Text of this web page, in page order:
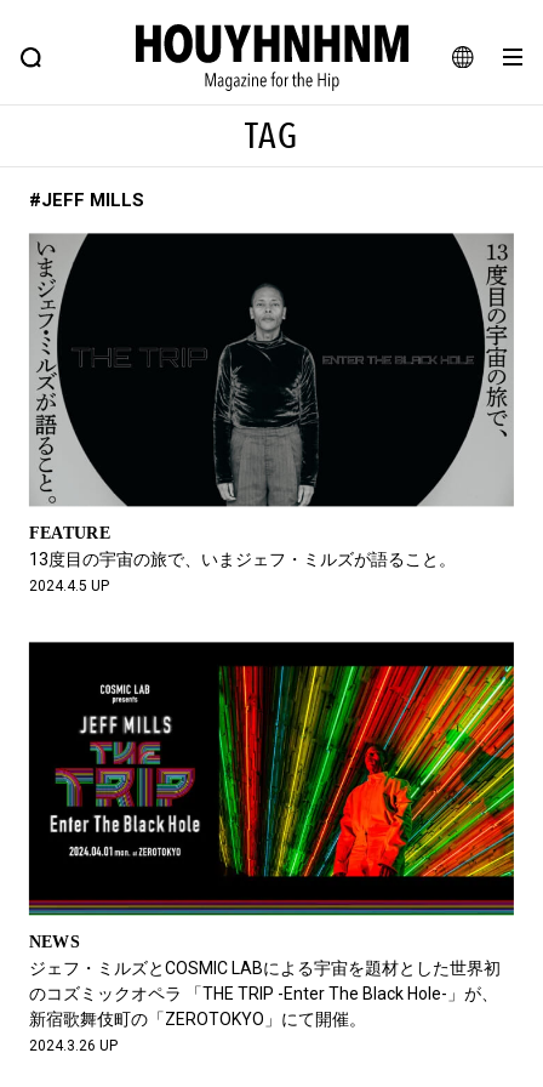
JA
FEATURE BLOG SNAP
ヒップなファッション、カルチャー、ライフスタイルWEBマガジン
#注目のタグ
#SHOPPING ADDICT
#古着サミット
#NEW VINTAGE #マイナーグッド図鑑
#MONTHLY JOURNAL
#GH 銘品の所以 #フイナムのYouTube
#Commune H #FOCUS IT
#ととけん #FASHION #MUSIC #MOVIE
#LIFESTYLE
#SPORTS
TAG
#JEFF MILLS
FEATURE
13度目の宇宙の旅で、いまジェフ・ミルズが語ること。
2024.4.5 UP
NEWS
ジェフ・ミルズとCOSMIC LABによる宇宙を題材とした世界初
のコズミックオペラ 「THE TRIP -Enter The Black Hole-」が、
新宿歌舞伎町の「ZEROTOKYO」にて開催。
2024.3.26 UP